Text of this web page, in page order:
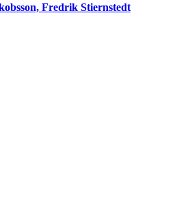
Fredrik Stiernstedt